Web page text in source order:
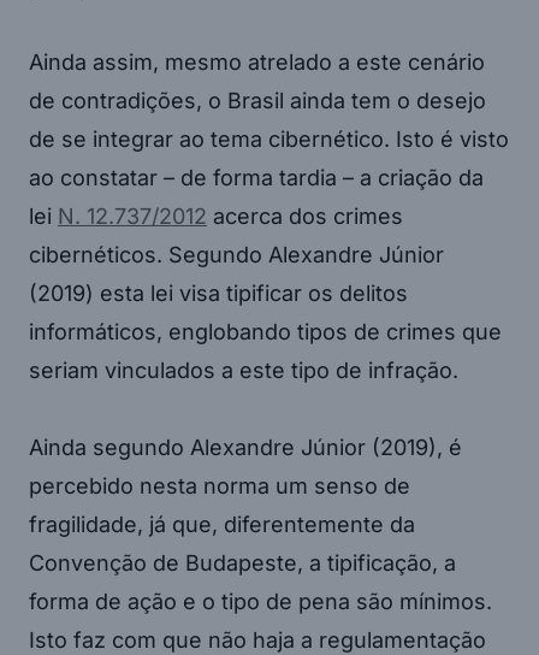
Ainda assim, mesmo atrelado a este cenário
de contradições, o Brasil ainda tem o desejo
de se integrar ao tema cibernético. Isto é visto
ao constatar – de forma tardia – a criação da
lei N. 12.737/2012 acerca dos crimes
cibernéticos. Segundo Alexandre Júnior
(2019) esta lei visa tipificar os delitos
informáticos, englobando tipos de crimes que
seriam vinculados a este tipo de infração.
Ainda segundo Alexandre Júnior (2019), é
percebido nesta norma um senso de
fragilidade, já que, diferentemente da
Convenção de Budapeste, a tipificação, a
forma de ação e o tipo de pena são mínimos.
Isto faz com que não haja a regulamentação